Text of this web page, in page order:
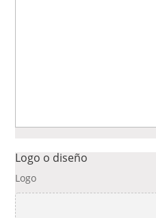
Logo o diseño
Logo